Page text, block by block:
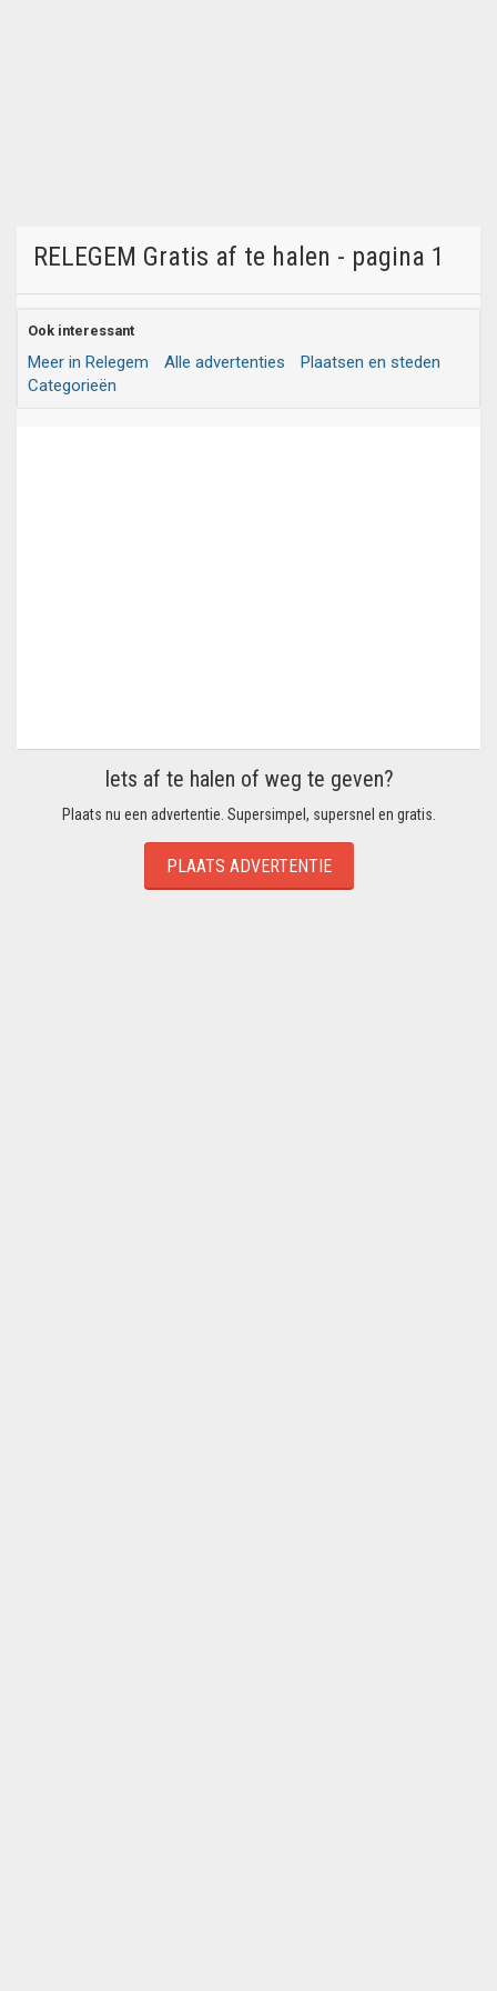
RELEGEM Gratis af te halen - pagina 1
Ook interessant
Meer in Relegem Alle advertenties
Plaatsen en steden
Categorieën
Iets af te halen of weg te geven?
Plaats nu een advertentie. Supersimpel, supersnel en gratis.
PLAATS ADVERTENTIE